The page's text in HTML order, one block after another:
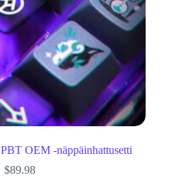
OEM -näppäinhattusetti
$89.98